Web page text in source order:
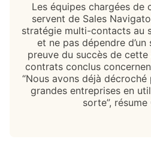
Les équipes chargées de
servent de Sales
stratégie multi-contacts au
et ne pas dépendre
preuve du succès de
contrats conclus
“Nous avons déjà
grandes entreprises en
sorte”, résume